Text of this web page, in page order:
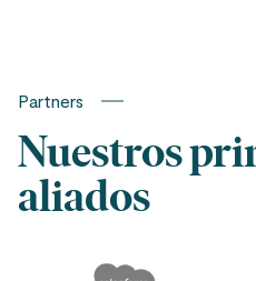
Partners
Nuestros
aliados